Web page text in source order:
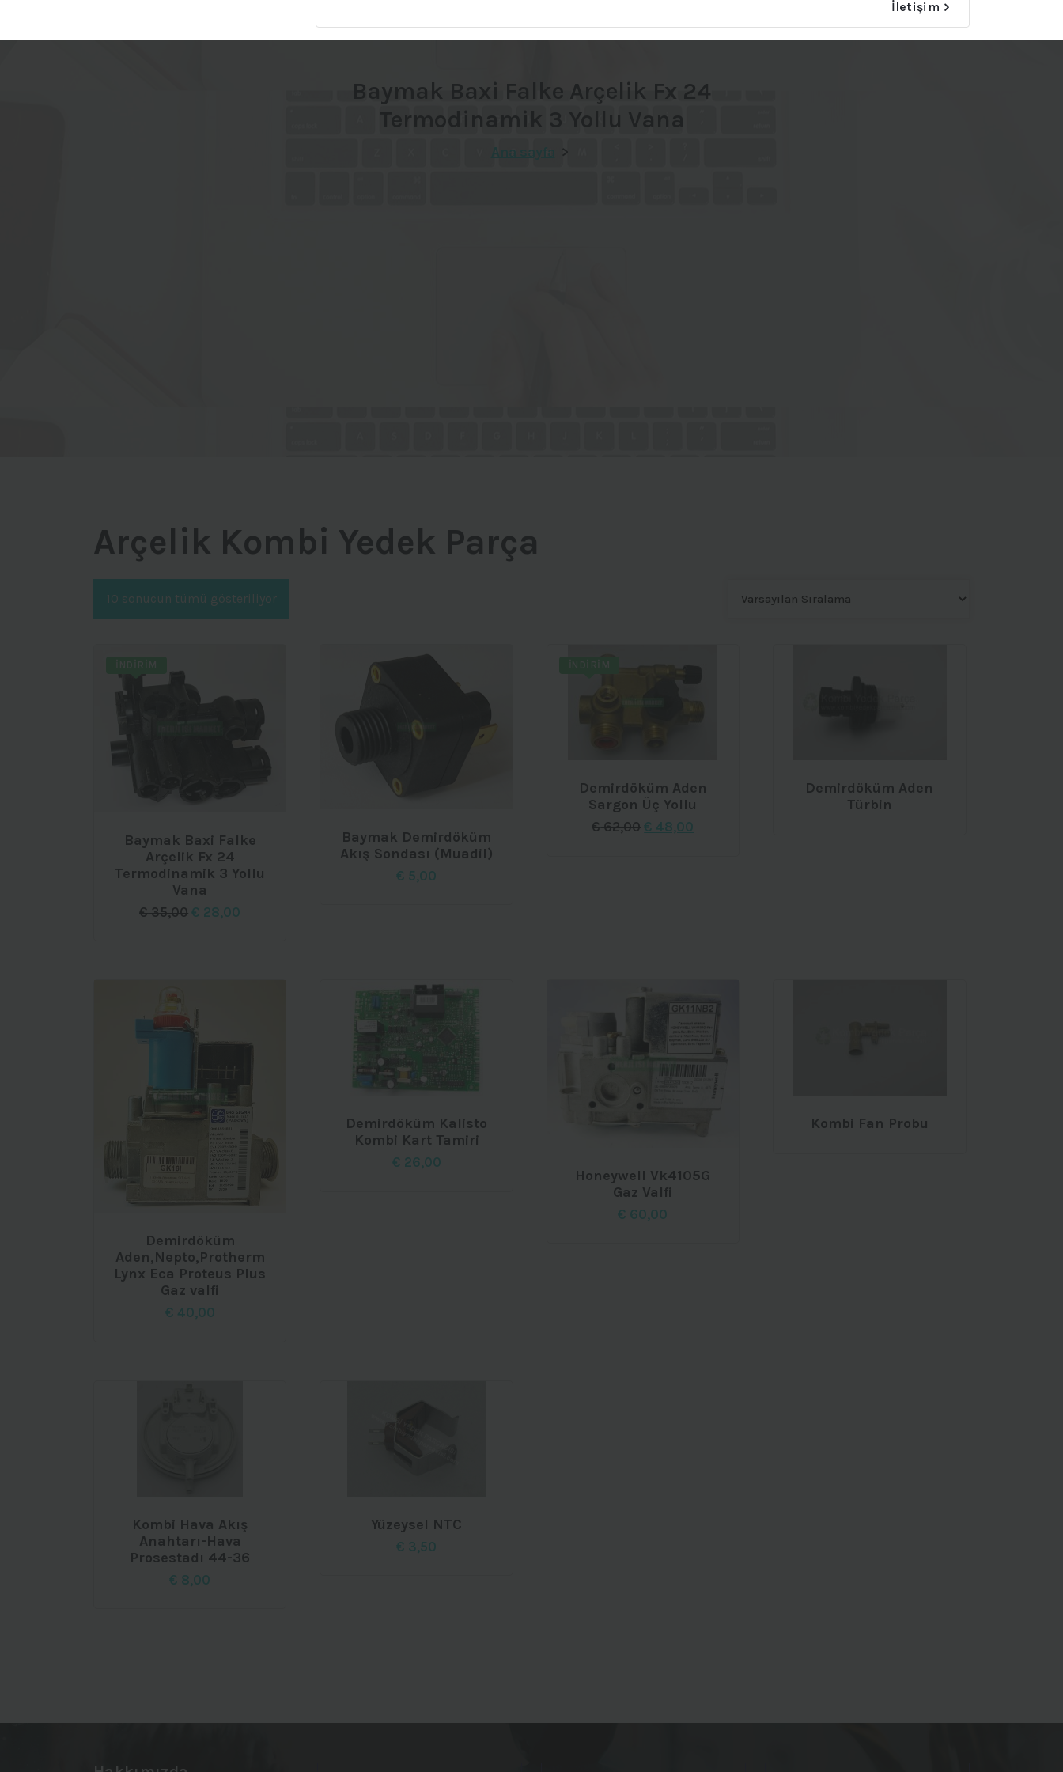
İletişim
Baymak Baxi Falke Arçelik Fx 24
Termodinamik 3 Yollu Vana
Ana sayfa >
Arçelik Kombi Yedek Parça
10 sonucun tümü gösteriliyor
Baymak Baxi Falke
Arçelik Fx 24
Termodinamik 3 Yollu
Vana
€35,00 Orijinal
€ 28,00
Baymak Demirdöküm
Akış Sondası (Muadil)
€ 5,00
Demirdöküm Aden
Sargon Üç Yollu
€62,00 Orijinal
€ 48,00
Demirdöküm Aden
Türbin
Demirdöküm
Aden,Nepto,Protherm
Lynx Eca Proteus Plus
Gaz valfi
€ 40,00
Demirdöküm Kalisto
Kombi Kart Tamiri
€ 26,00
Honeywell Vk4105G
Gaz Valfi
€ 60,00
Kombi Fan Probu
Kombi Hava Akış
Anahtarı-Hava
Prosestadı 44-36
€ 8,00
Yüzeysel NTC
€ 3,50